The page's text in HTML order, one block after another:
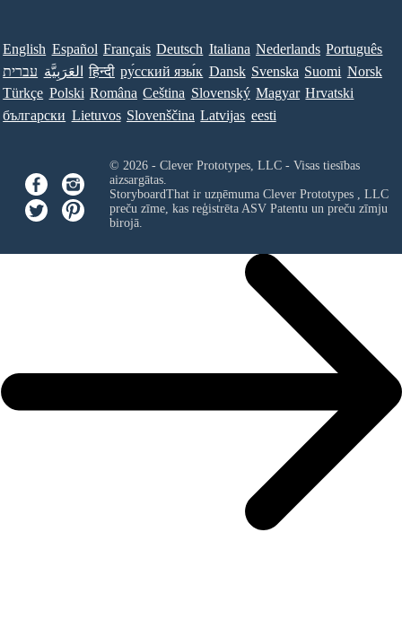
English Español Français Deutsch Italiana Nederlands Português
עברית العَرَبِيَّة हिन्दी ру́сский язы́к Dansk Svenska Suomi Norsk
Türkçe Polski Româna Ceština Slovenský Magyar Hrvatski
български Lietuvos Slovenščina Latvijas eesti
© 2026 - Clever Prototypes, LLC - Visas tiesības
aizsargātas.
StoryboardThat ir uzņēmuma Clever Prototypes , LLC
preču zīme, kas reģistrēta ASV Patentu un preču zīmju
birojā.